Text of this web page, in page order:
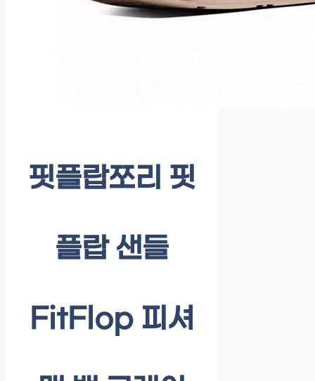
핏플랍쪼리 핏
플랍 샌들
FitFlop 피셔